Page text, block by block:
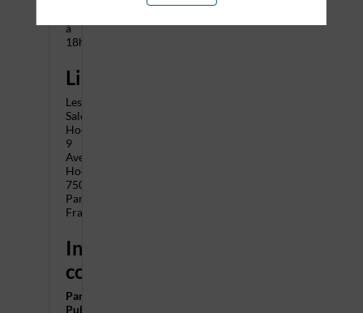
à
18h00
Lieu
Les
Salons
Hoches,
9
Avenue
Hoche,
75008
Paris,
France
Informations
complémentaires
Parking
Public